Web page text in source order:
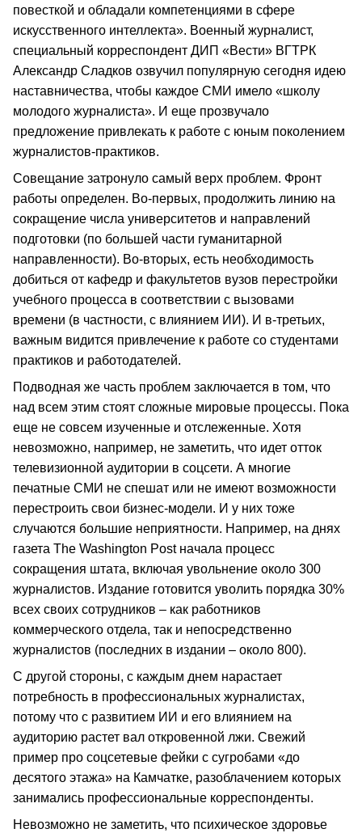
повесткой и обладали компетенциями в сфере
искусственного интеллекта». Военный журналист,
специальный корреспондент ДИП «Вести» ВГТРК
Александр Сладков озвучил популярную сегодня идею
наставничества, чтобы каждое СМИ имело «школу
молодого журналиста». И еще прозвучало
предложение привлекать к работе с юным поколением
журналистов-практиков.
Совещание затронуло самый верх проблем. Фронт
работы определен. Во-первых, продолжить линию на
сокращение числа университетов и направлений
подготовки (по большей части гуманитарной
направленности). Во-вторых, есть необходимость
добиться от кафедр и факультетов вузов перестройки
учебного процесса в соответствии с вызовами
времени (в частности, с влиянием ИИ). И в-третьих,
важным видится привлечение к работе со студентами
практиков и работодателей.
Подводная же часть проблем заключается в том, что
над всем этим стоят сложные мировые процессы. Пока
еще не совсем изученные и отслеженные. Хотя
невозможно, например, не заметить, что идет отток
телевизионной аудитории в соцсети. А многие
печатные СМИ не спешат или не имеют возможности
перестроить свои бизнес-модели. И у них тоже
случаются большие неприятности. Например, на днях
газета The Washington Post начала процесс
сокращения штата, включая увольнение около 300
журналистов. Издание готовится уволить порядка 30%
всех своих сотрудников – как работников
коммерческого отдела, так и непосредственно
журналистов (последних в издании – около 800).
С другой стороны, с каждым днем нарастает
потребность в профессиональных журналистах,
потому что с развитием ИИ и его влиянием на
аудиторию растет вал откровенной лжи. Свежий
пример про соцсетевые фейки с сугробами «до
десятого этажа» на Камчатке, разоблачением которых
занимались профессиональные корреспонденты.
Невозможно не заметить, что психическое здоровье